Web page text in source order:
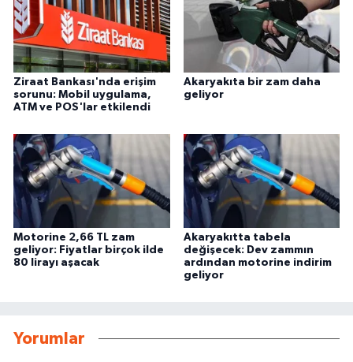
Ziraat Bankası'nda erişim
sorunu: Mobil uygulama,
ATM ve POS'lar etkilendi
Akaryakıta bir zam daha
geliyor
Motorine 2,66 TL zam
geliyor: Fiyatlar birçok ilde
80 lirayı aşacak
Akaryakıtta tabela
değişecek: Dev zammın
ardından motorine indirim
geliyor
Yorumlar